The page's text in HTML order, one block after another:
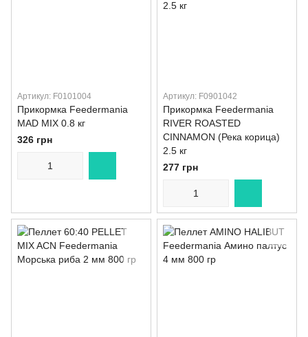
Артикул: F0101004
Прикормка Feedermania
MAD MIX 0.8 кг
326 грн
Артикул: F0901042
Прикормка Feedermania
RIVER ROASTED
CINNAMON (Река корица)
2.5 кг
277 грн